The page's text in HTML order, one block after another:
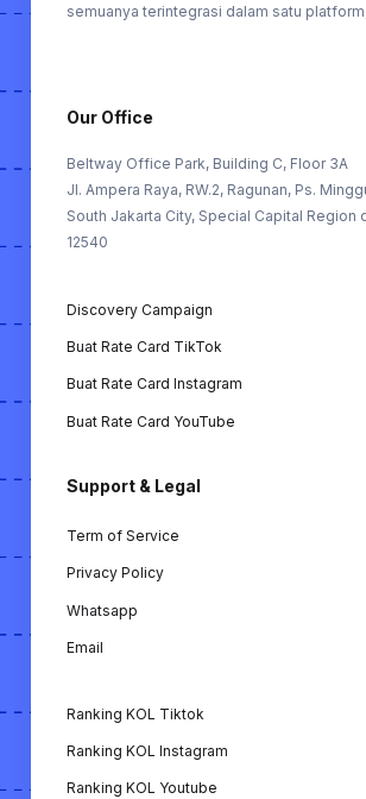
semuanya terintegrasi dalam satu platform,
Our Office
Beltway Office Park, Building C, Floor 3A
Jl. Ampera Raya, RW.2, Ragunan, Ps.
South Jakarta City, Special Capital Region
12540
Discovery Campaign
Buat Rate Card TikTok
Buat Rate Card Instagram
Buat Rate Card YouTube
Support & Legal
Term of Service
Privacy Policy
Whatsapp
Email
Ranking KOL Tiktok
Ranking KOL Instagram
Ranking KOL Youtube